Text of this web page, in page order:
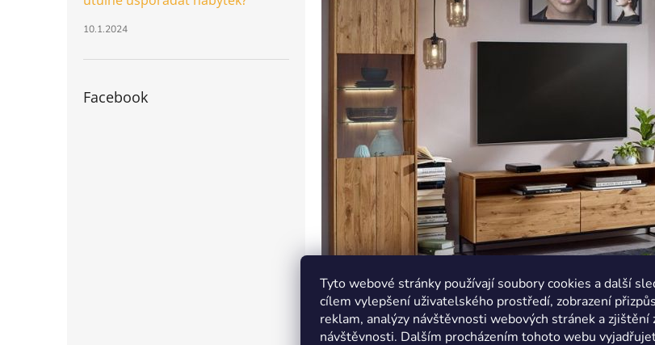
Tyto webové stránky používají soubory cookies a další
cílem vylepšení uživatelského prostředí, zobrazení
reklam, analýzy návštěvnosti webových stránek a zjištění
návštěvnosti. Dalším procházením tohoto webu
10.1.2024
Facebook